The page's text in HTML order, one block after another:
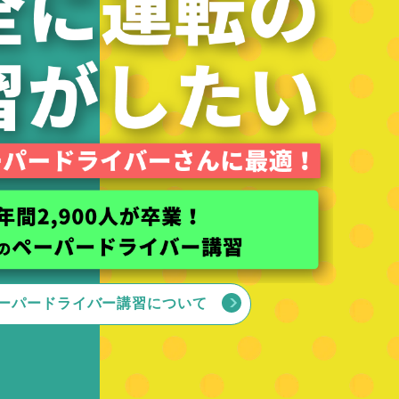
パードライバー講習について